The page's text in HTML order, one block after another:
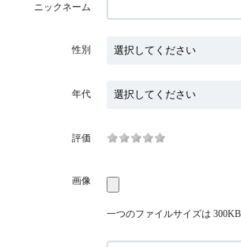
ニックネーム
性別
年代
評価
画像
一つのファイルサイズは